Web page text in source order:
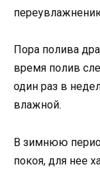
Пора полива
время полив
один раз в
влажной.
В зимнюю
покоя, для нее